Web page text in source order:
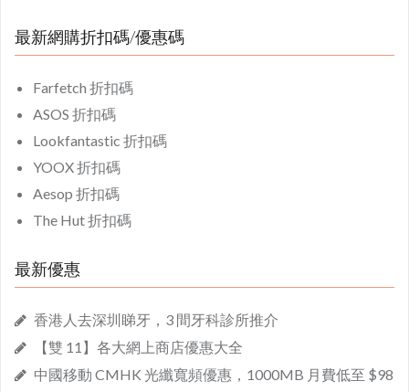
最新網購折扣碼/優惠碼
Farfetch 折扣碼
ASOS 折扣碼
Lookfantastic 折扣碼
YOOX 折扣碼
Aesop 折扣碼
The Hut 折扣碼
最新優惠
香港人去深圳睇牙，3 間牙科診所推介
【雙 11】各大網上商店優惠大全
中國移動 CMHK 光纖寬頻優惠，1000MB 月費低至 $98